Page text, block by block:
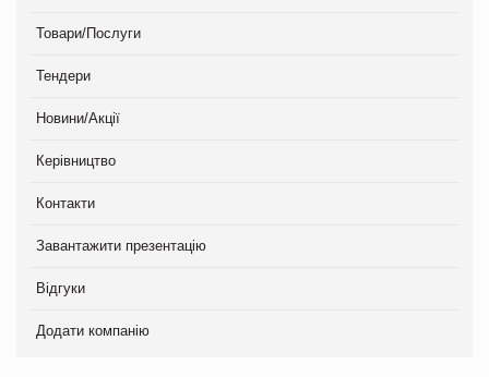
Товари/Послуги
Тендери
Новини/Акції
Керівництво
Контакти
Завантажити презентацію
Відгуки
Додати компанію